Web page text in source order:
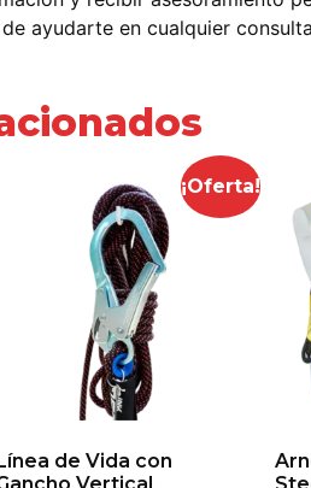
ayudarte en cualquier
¡Oferta!
de Vida con